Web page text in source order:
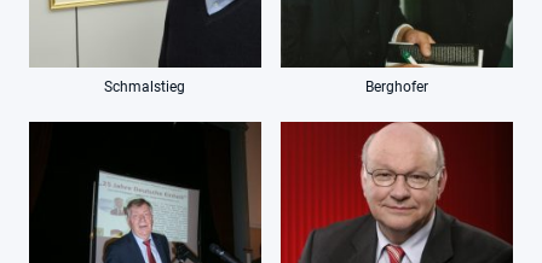
Schmalstieg Berghofer